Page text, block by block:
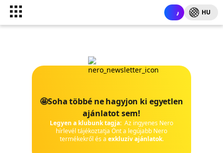
HU
🤩Soha többé ne hagyjon ki egyetlen
ajánlatot sem!
Legyen a klubunk tagja: Az ingyenes Nero
hírlevél tájékoztatja Önt a legújabb Nero
termékekről és a exkluzív ajánlatok.